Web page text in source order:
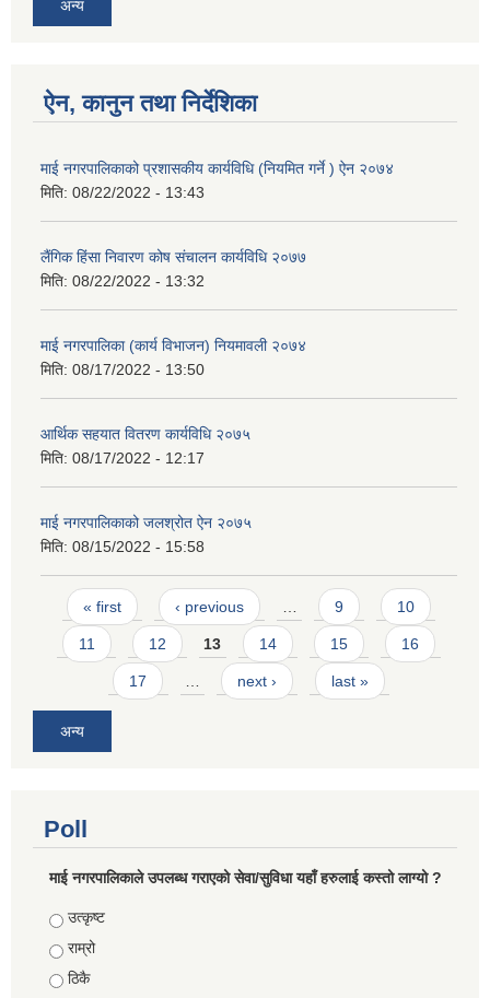
अन्य
ऐन, कानुन तथा निर्देशिका
माई नगरपालिकाको प्रशासकीय कार्यविधि (नियमित गर्ने ) ऐन २०७४
मिति: 08/22/2022 - 13:43
लैंगिक हिंसा निवारण कोष संचालन कार्यविधि २०७७
मिति: 08/22/2022 - 13:32
माई नगरपालिका (कार्य विभाजन) नियमावली २०७४
मिति: 08/17/2022 - 13:50
आर्थिक सहयात वितरण कार्यविधि २०७५
मिति: 08/17/2022 - 12:17
माई नगरपालिकाको जलश्रोत ऐन २०७५
मिति: 08/15/2022 - 15:58
Pages
« first ‹ previous 9 10
11 12 13 14 15 16
17 next › last »
अन्य
Poll
माई नगरपालिकाले उपलब्ध गराएको सेवा/सुविधा यहाँ हरुलाई कस्तो लाग्यो ?
Choices
उत्कृष्ट
राम्रो
ठिकै